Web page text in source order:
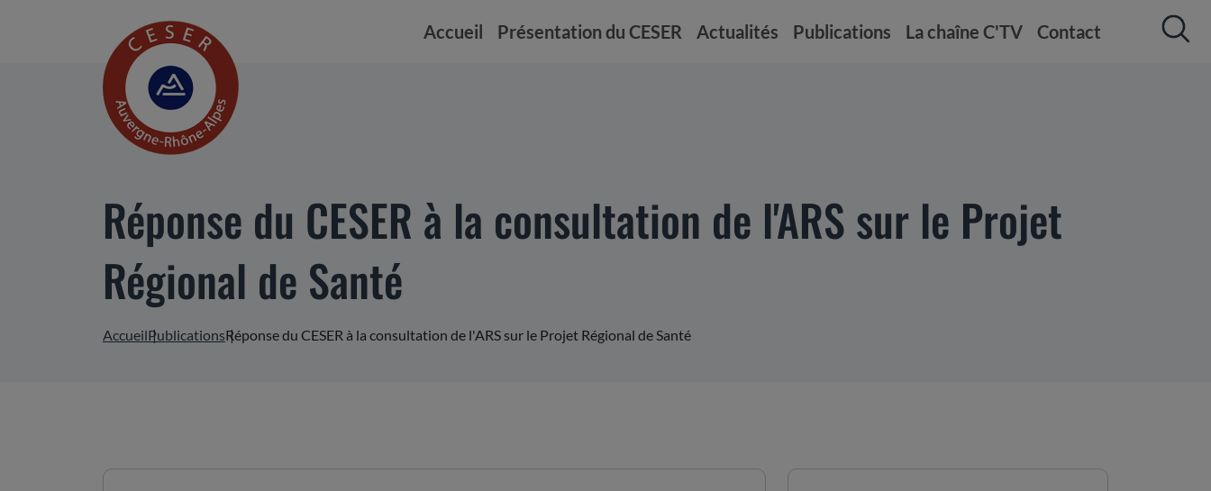
Accueil Présentation du CESER Actualités Publications La chaîne C'TV Contact
Réponse du CESER à la consultation de l'ARS sur le Projet
Régional de Santé
AccueilPublicationsRéponse du CESER à la consultation de l'ARS sur le Projet Régional de Santé